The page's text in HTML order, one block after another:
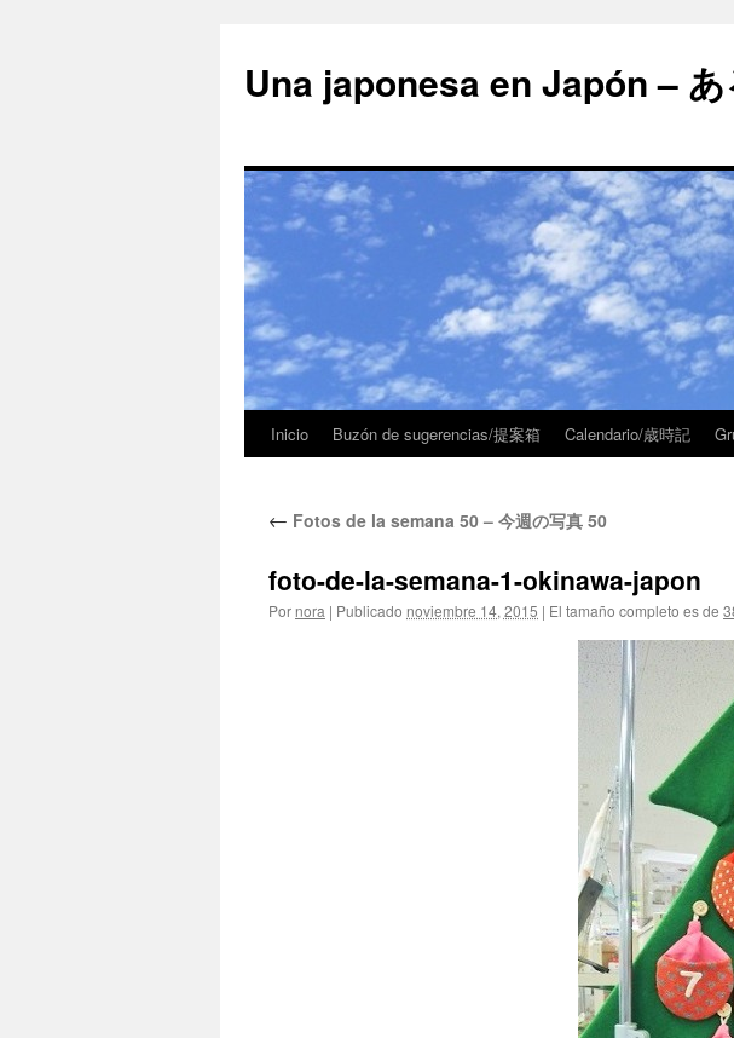
Una japonesa en Japón –
Inicio Buzón de sugerencias/提案箱 Calendario/歳時記
← Fotos de la semana 50 – 今週の写真 50
foto-de-la-semana-1-okinawa-japon
Por nora | Publicado noviembre 14, 2015 | El tamaño completo es de